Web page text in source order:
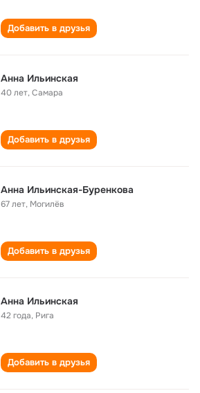
Добавить в друзья
Анна Ильинская
40 лет,Самара
Добавить в друзья
Анна Ильинская-Буренкова
67 лет, Могилёв
Добавить в друзья
Анна Ильинская
42 года, Рига
Добавить в друзья